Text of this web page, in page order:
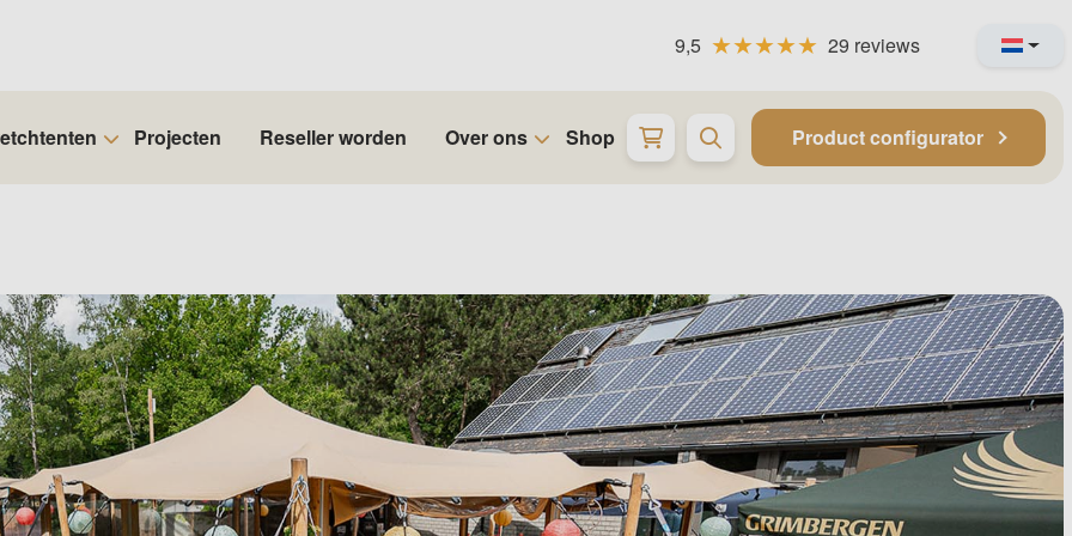
9,5 29 reviews
Projecten Reseller worden Over ons Shop Product configurator